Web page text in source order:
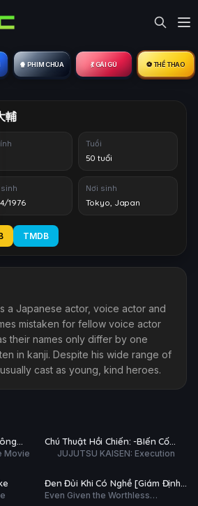
🍿 PHIM CHÙA 💃 GÁI GÚ ⚽ THỂ THAO
輔
Tuổi
50 tuổi
sinh
1976
Nơi sinh
Tokyo, Japan
TMDB
a Japanese actor, voice actor and
mistaken for fellow voice actor
their names only differ by one
in kanji. Despite his wide range of
cast as young, kind heroes.
Movie
HD
Chú Thuật Hồi Chiến: -BIến Cố
Shibuya x Tử Diệt Hồi Du-
JUJUTSU KAISEN: Execution
Hoàn tất (12/12)
Đen Đủi Khi Có Nghề [Giám Định
Sĩ] Nhưng Tôi Lại Là Người Mạnh
Even Given the Worthless
Hoàn tất (12/12)